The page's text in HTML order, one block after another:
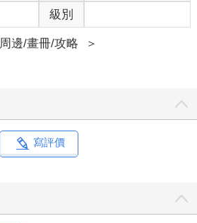
級別
周邊/畫冊/攻略
＞
寫評價